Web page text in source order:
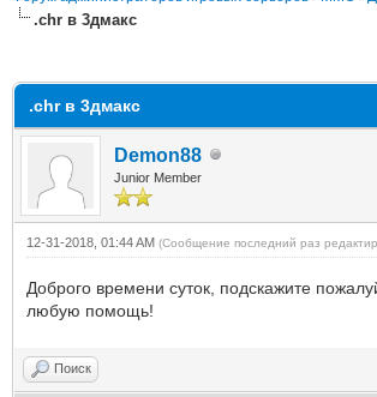
.chr в 3дмакс
.chr в 3дмакс
Demon88
Junior Member
12-31-2018, 01:44 AM (Сообщение последний раз
Доброго времени суток, подскажите
любую помощь!
Поиск